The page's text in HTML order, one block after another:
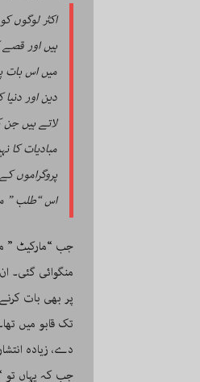
اکثر لوگوں
ہیں اور قصے
میں اس بات
دین اور
لاتے ہیں جن
مبادیات کا
پروگراموں
اس “طلب ”
جب “مارکیٹ ”
منگوائی گئی۔
پر بھی بات
تک قابو میں
دے، زیادہ
جب کہ یہاں تو